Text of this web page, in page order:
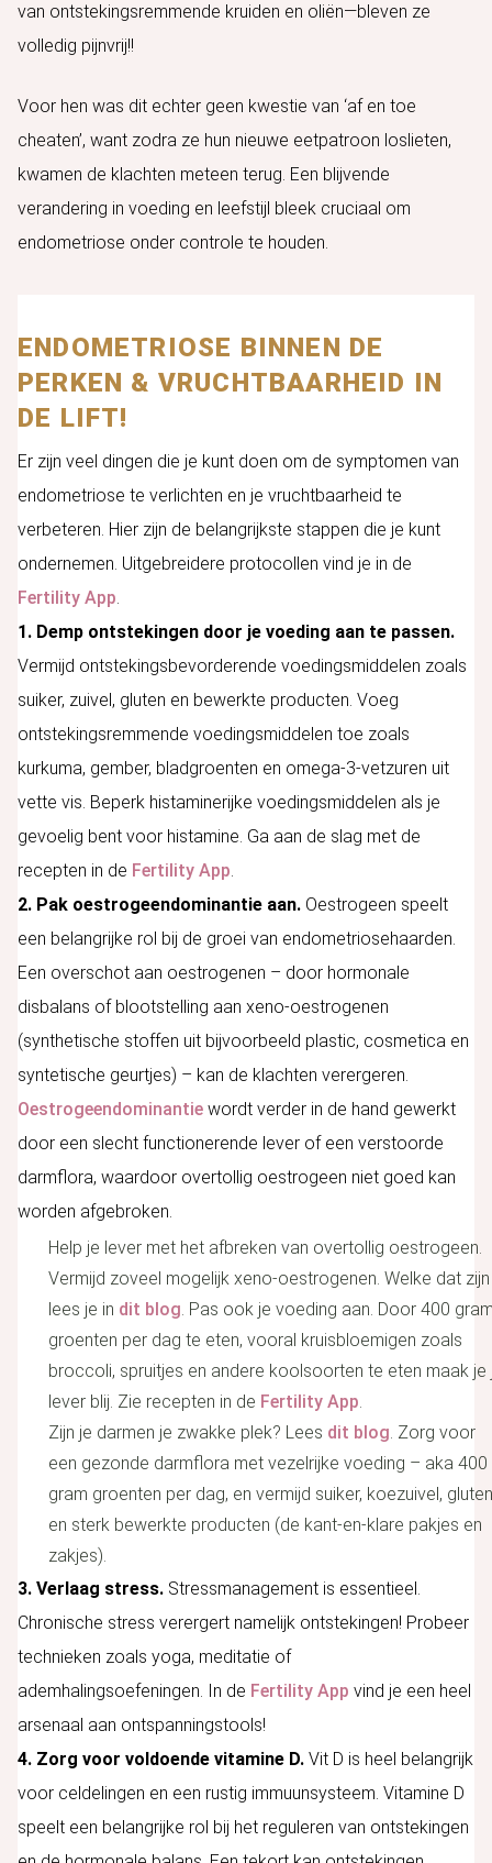
van ontstekingsremmende kruiden en oliën—bleven ze
volledig pijnvrij!!
Voor hen was dit echter geen kwestie van ‘af en toe
cheaten’, want zodra ze hun nieuwe eetpatroon loslieten,
kwamen de klachten meteen terug. Een blijvende
verandering in voeding en leefstijl bleek cruciaal om
endometriose onder controle te houden.
ENDOMETRIOSE BINNEN DE
PERKEN & VRUCHTBAARHEID IN
DE LIFT!
Er zijn veel dingen die je kunt doen om de symptomen van
endometriose te verlichten en je vruchtbaarheid te
verbeteren. Hier zijn de belangrijkste stappen die je kunt
ondernemen. Uitgebreidere protocollen vind je in de
Fertility App.
1. Demp ontstekingen door je voeding aan te passen.
Vermijd ontstekingsbevorderende voedingsmiddelen zoals
suiker, zuivel, gluten en bewerkte producten. Voeg
ontstekingsremmende voedingsmiddelen toe zoals
kurkuma, gember, bladgroenten en omega-3-vetzuren uit
vette vis. Beperk histaminerijke voedingsmiddelen als je
gevoelig bent voor histamine. Ga aan de slag met de
recepten in de Fertility App.
2. Pak oestrogeendominantie aan. Oestrogeen speelt
een belangrijke rol bij de groei van endometriosehaarden.
Een overschot aan oestrogenen – door hormonale
disbalans of blootstelling aan xeno-oestrogenen
(synthetische stoffen uit bijvoorbeeld plastic, cosmetica en
syntetische geurtjes) – kan de klachten verergeren.
Oestrogeendominantie wordt verder in de hand gewerkt
door een slecht functionerende lever of een verstoorde
darmflora, waardoor overtollig oestrogeen niet goed kan
worden afgebroken.
Help je lever met het afbreken van overtollig oestrogeen.
Vermijd zoveel mogelijk xeno-oestrogenen. Welke dat zijn
lees je in dit blog. Pas ook je voeding aan. Door 400
groenten per dag te eten, vooral kruisbloemigen zoals
broccoli, spruitjes en andere koolsoorten te eten maak je
lever blij. Zie recepten in de Fertility App.
Zijn je darmen je zwakke plek? Lees dit blog. Zorg voor
een gezonde darmflora met vezelrijke voeding – aka 400
gram groenten per dag, en vermijd suiker, koezuivel, gluten
en sterk bewerkte producten (de kant-en-klare pakjes en
zakjes).
3. Verlaag stress. Stressmanagement is essentieel.
Chronische stress verergert namelijk ontstekingen! Probeer
technieken zoals yoga, meditatie of
ademhalingsoefeningen. In de Fertility App vind je een heel
arsenaal aan ontspanningstools!
4. Zorg voor voldoende vitamine D. Vit D is heel belangrijk
voor celdelingen en een rustig immuunsysteem. Vitamine D
speelt een belangrijke rol bij het reguleren van ontstekingen